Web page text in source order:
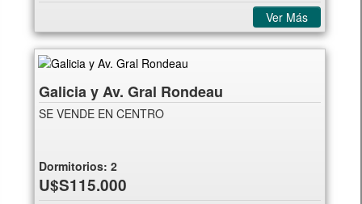
Ver Más
Galicia y Av. Gral Rondeau
SE VENDE EN CENTRO
Dormitorios:2
U$S115.000